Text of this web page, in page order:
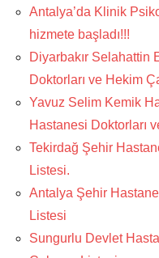
Antalya’da Klinik
hizmete başladı!!!
Diyarbakır Selahattin
Doktorları ve Hekim
Yavuz Selim Kemik
Hastanesi Doktorları
Tekirdağ Şehir
Listesi.
Antalya Şehir
Listesi
Sungurlu Devlet